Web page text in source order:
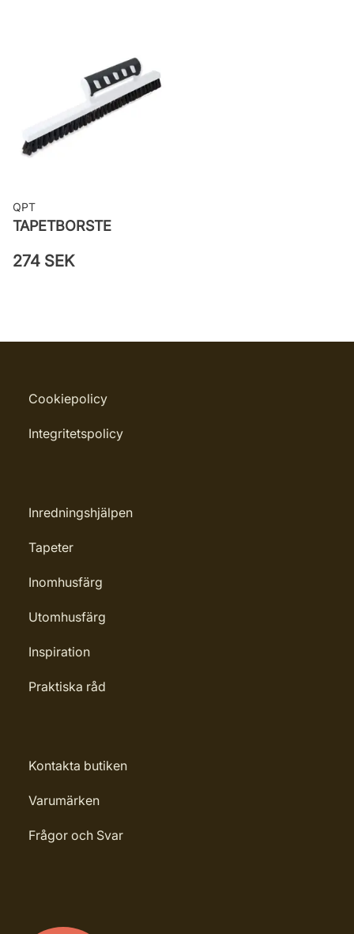
Leverantörens artikelnummer:
MISP1263
QPT
TAPETBORSTE
274 SEK
Cookiepolicy
Integritetspolicy
Inredningshjälpen
Tapeter
Inomhusfärg
Utomhusfärg
Inspiration
Praktiska råd
Kontakta butiken
Varumärken
Frågor och Svar